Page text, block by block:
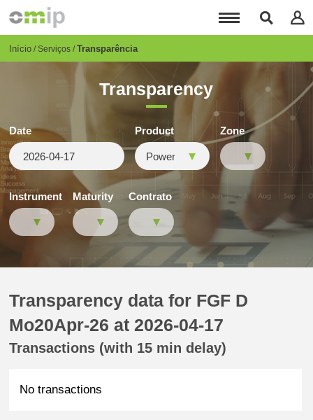
para
conteúdo
Breadcrumb
Início Serviços Transparência
Transparency
Date Product Zone
Instrument Maturity Contrato
Transparency data for FGF D
Mo20Apr-26 at 2026-04-17
Transactions (with 15 min delay)
No transactions